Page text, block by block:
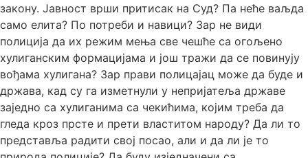
закону. Јавност врши притисак на Суд? Па неће ваљда
само елита? По потреби и навици? Зар не види
полиција да их режим мења све чешће са огољено
хулиганским формацијама и још тражи да се повинују
вођама хулигана? Зар прави полицајац може да буде и
држава, кад су га изметнули у непријатеља државе
заједно са хулиганима са чекићима, којим треба да
гледа кроз прсте и прети властитом народу? Да ли то
представља радити свој посао, али и да ли је то